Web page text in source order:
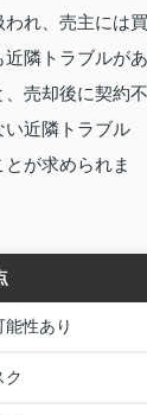
れ、売主には買
隣トラブルがあ
売却後に契約不
近隣トラブル
が求められま
性あり
ク